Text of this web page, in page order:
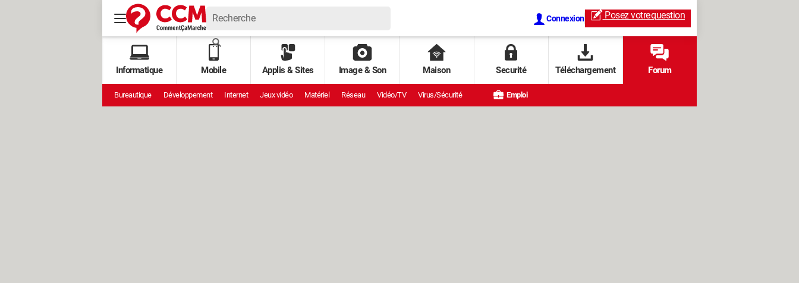
Connexion Posez votrequestion
Informatique Mobile Applis & Sites Image & Son Maison Securité Téléchargement Forum
Bureautique Développement Internet Jeux vidéo Matériel Réseau Vidéo/TV Virus/Sécurité Emploi